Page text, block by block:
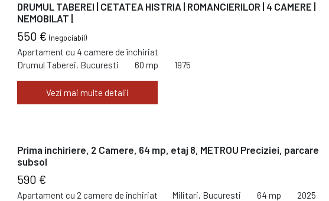
DRUMUL TABEREI | CETATEA HISTRIA | ROMANCIERILOR | 4 CAMERE |
NEMOBILAT |
550 € (negociabil)
Apartament cu 4 camere de închiriat
Drumul Taberei, Bucuresti
60 mp 1975
Vezi mai multe detalii
Prima inchiriere, 2 Camere, 64 mp, etaj 8, METROU Preciziei, parcare
subsol
590 €
Apartament cu 2 camere de închiriat Militari, Bucuresti 64 mp 2025